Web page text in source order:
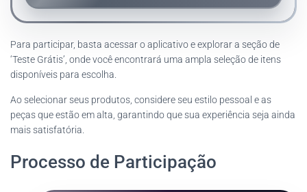
Para participar, basta acessar o aplicativo e explorar a seção de
‘Teste Grátis’, onde você encontrará uma ampla seleção de itens
disponíveis para escolha.
Ao selecionar seus produtos, considere seu estilo pessoal e as
peças que estão em alta, garantindo que sua experiência seja ainda
mais satisfatória.
Processo de Participação